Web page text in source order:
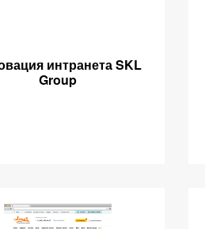
интранета SKL
Group